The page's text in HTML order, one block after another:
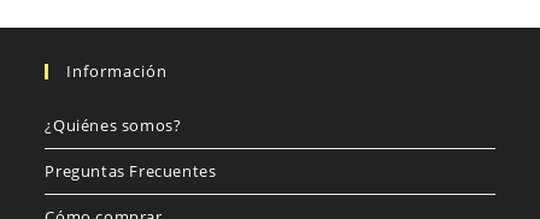
Información
¿Quiénes somos?
Preguntas Frecuentes